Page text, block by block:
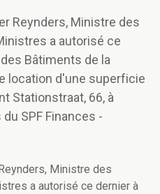
Reynders, Ministre des
a autorisé ce
Bâtiments de la
location d'une superficie
Stationstraat, 66, à
SPF Finances -
Ministre des
a autorisé ce dernier à